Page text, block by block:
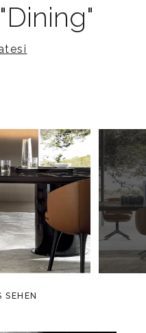
SEHEN
2